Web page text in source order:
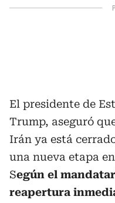
El presidente de
Trump, aseguró
Irán ya está
una nueva etapa
Según el
reapertura